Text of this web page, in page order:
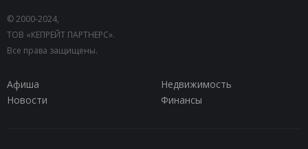
© 2000-2024,
ТОВ «КЕПРЕЙТ ПАРТНЕРС».
Все права защищены.
Афиша
Недвижимость
Новости
Финансы